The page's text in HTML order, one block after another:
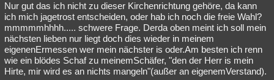
Nur gut das ich nicht zu dieser Kirchenrichtung gehöre, da kann
ich mich jagetrost entscheiden, oder hab ich noch die freie Wahl?
mmmmmhhhh..... schwere Frage. Derda oben meint ich soll mein
nächsten lieben nur liegt doch dies wieder in meinem
eigenenErmessen wer mein nächster is oder.Am besten ich renn
wie ein blödes Schaf zu meinemSchäfer, "den der Herr is mein
Hirte, mir wird es an nichts mangeln"(außer an eigenemVerstand).